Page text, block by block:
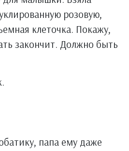
розовую,
клеточка. Покажу,
закончит. Должно быть
папа ему даже